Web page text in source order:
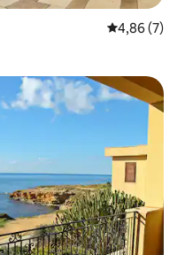
Nilai rata-
4,86 (7)